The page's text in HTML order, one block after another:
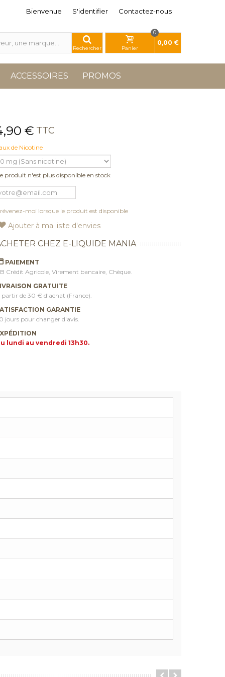
Contactez-nous
Bienvenue S'identifier
Rechercher Panier
0
0,00 €
ACCESSOIRES PROMOS
€ TTC
de Nicotine
produit n'est plus disponible en stock
moi lorsque le produit est disponible
Ajouter à ma liste d'envies
CHEZ E-LIQUIDE MANIA
PAIEMENT
Crédit Agricole, Virement bancaire, Chèque.
GRATUITE
partir de 30 € d'achat (France).
GARANTIE
jours pour changer d'avis.
lundi au vendredi 13h30.